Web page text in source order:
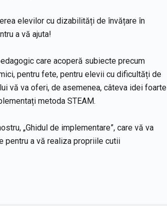
elevilor cu dizabilități de învățare în
a vă ajuta!
care acoperă subiecte precum
pentru fete, pentru elevii cu dificultăți de
vă va oferi, de asemenea, câteva idei foarte
metoda STEAM.
„Ghidul de implementare”, care vă va
pentru a vă realiza propriile cutii